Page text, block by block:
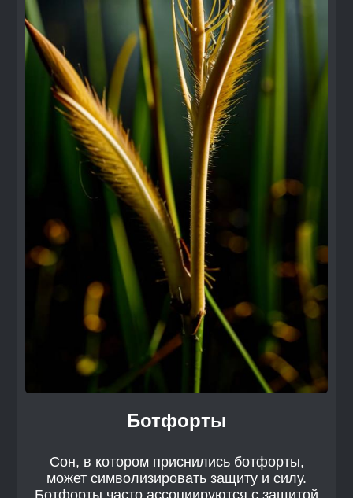
Ботфорты
Сон, в котором приснились ботфорты,
может символизировать защиту и силу.